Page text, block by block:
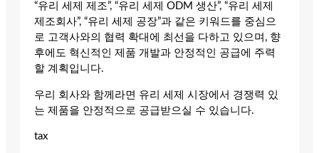
“유리 세제 제조”, “유리 세제 ODM 생산”, “유리 세제
제조회사”, “유리 세제 공장”과 같은 키워드를 중심으
로 고객사와의 협력 확대에 최선을 다하고 있으며, 향
후에도 혁신적인 제품 개발과 안정적인 공급에 주력
할 계획입니다.
우리 회사와 함께라면 유리 세제 시장에서 경쟁력 있
는 제품을 안정적으로 공급받으실 수 있습니다.
tax